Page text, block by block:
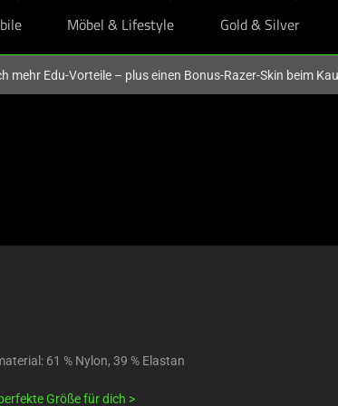
Möbel & Lifestyle Gold & Silver
mehr Edu-Vorteile – plus einen Bonus-Razer-Skin beim
61 % Nylon, 39 % Elastan
Größe für dich >